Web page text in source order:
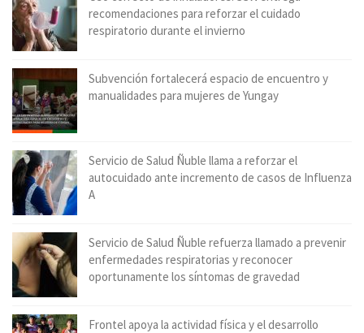
recomendaciones para reforzar el cuidado
respiratorio durante el invierno
Subvención fortalecerá espacio de encuentro y
manualidades para mujeres de Yungay
Servicio de Salud Ñuble llama a reforzar el
autocuidado ante incremento de casos de Influenza
A
Servicio de Salud Ñuble refuerza llamado a prevenir
enfermedades respiratorias y reconocer
oportunamente los síntomas de gravedad
Frontel apoya la actividad física y el desarrollo